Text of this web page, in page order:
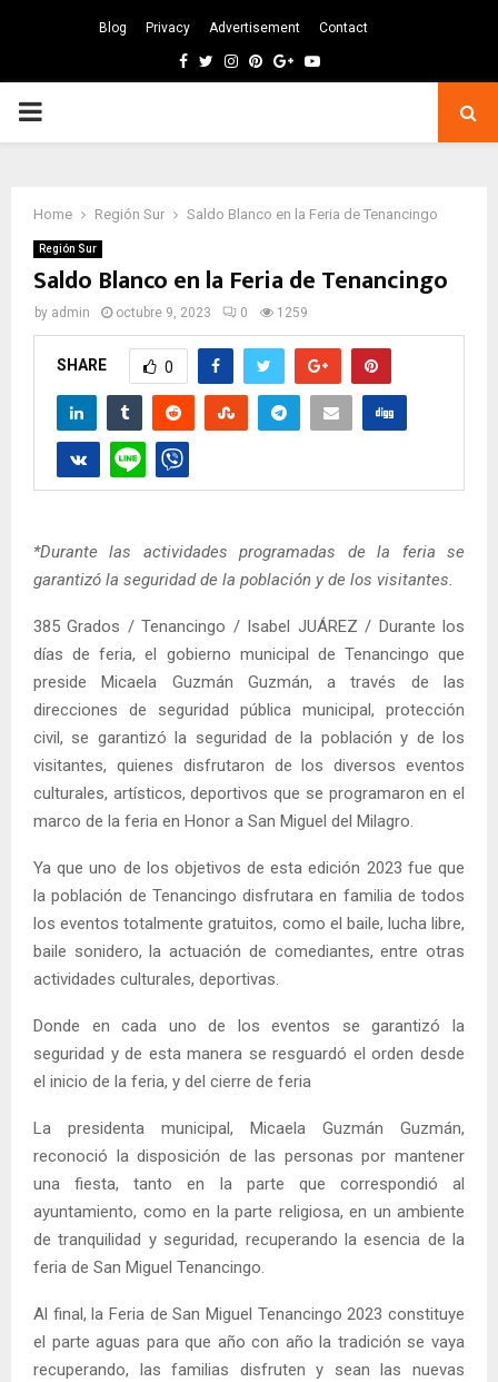
Blog Privacy Advertisement Contact
Facebook
TwitterInstagram
Pinterest
GoogleYoutube
PRIMARY
Home Región Sur Saldo Blanco en la Feria de Tenancingo
Región Sur
Saldo Blanco en la Feria de Tenancingo
by admin octubre 9, 2023 0 1259
SHARE 0
*Durante las actividades programadas de la feria se
garantizó la seguridad de la población y de los visitantes.
385 Grados / Tenancingo / Isabel JUÁREZ / Durante los
días de feria, el gobierno municipal de Tenancingo que
preside Micaela Guzmán Guzmán, a través de las
direcciones de seguridad pública municipal, protección
civil, se garantizó la seguridad de la población y de los
visitantes, quienes disfrutaron de los diversos eventos
culturales, artísticos, deportivos que se programaron en el
marco de la feria en Honor a San Miguel del Milagro.
Ya que uno de los objetivos de esta edición 2023 fue que
la población de Tenancingo disfrutara en familia de todos
los eventos totalmente gratuitos, como el baile, lucha libre,
baile sonidero, la actuación de comediantes, entre otras
actividades culturales, deportivas.
Donde en cada uno de los eventos se garantizó la
seguridad y de esta manera se resguardó el orden desde
el inicio de la feria, y del cierre de feria
La presidenta municipal, Micaela Guzmán Guzmán,
reconoció la disposición de las personas por mantener
una fiesta, tanto en la parte que correspondió al
ayuntamiento, como en la parte religiosa, en un ambiente
de tranquilidad y seguridad, recuperando la esencia de la
feria de San Miguel Tenancingo.
Al final, la Feria de San Miguel Tenancingo 2023 constituye
el parte aguas para que año con año la tradición se vaya
recuperando, las familias disfruten y sean las nuevas